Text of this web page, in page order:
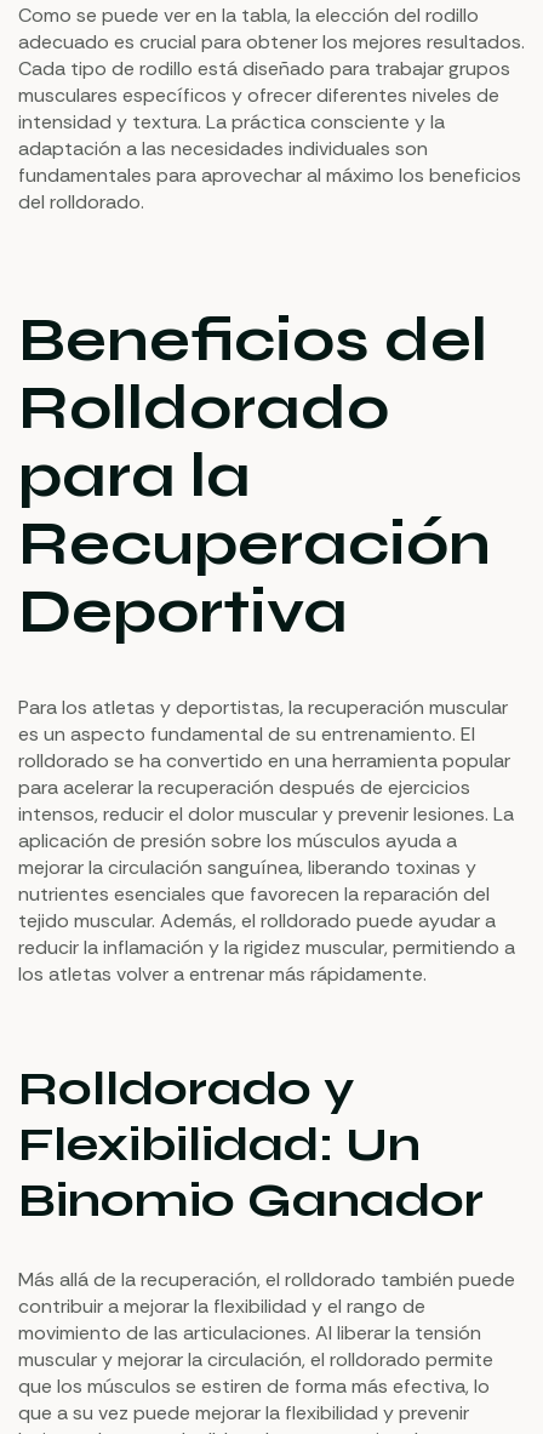
Como se puede ver en la tabla, la elección del rodillo
adecuado es crucial para obtener los mejores resultados.
Cada tipo de rodillo está diseñado para trabajar grupos
musculares específicos y ofrecer diferentes niveles de
intensidad y textura. La práctica consciente y la
adaptación a las necesidades individuales son
fundamentales para aprovechar al máximo los beneficios
del rolldorado.
Beneficios del
Rolldorado
para la
Recuperación
Deportiva
Para los atletas y deportistas, la recuperación muscular
es un aspecto fundamental de su entrenamiento. El
rolldorado se ha convertido en una herramienta popular
para acelerar la recuperación después de ejercicios
intensos, reducir el dolor muscular y prevenir lesiones. La
aplicación de presión sobre los músculos ayuda a
mejorar la circulación sanguínea, liberando toxinas y
nutrientes esenciales que favorecen la reparación del
tejido muscular. Además, el rolldorado puede ayudar a
reducir la inflamación y la rigidez muscular, permitiendo a
los atletas volver a entrenar más rápidamente.
Rolldorado y
Flexibilidad: Un
Binomio Ganador
Más allá de la recuperación, el rolldorado también puede
contribuir a mejorar la flexibilidad y el rango de
movimiento de las articulaciones. Al liberar la tensión
muscular y mejorar la circulación, el rolldorado permite
que los músculos se estiren de forma más efectiva, lo
que a su vez puede mejorar la flexibilidad y prevenir